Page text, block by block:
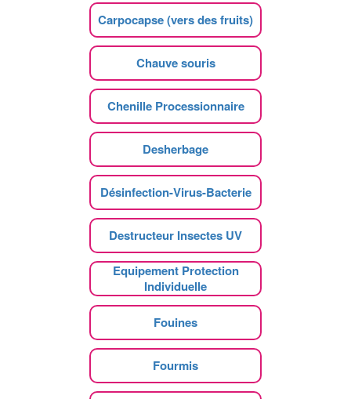
Carpocapse (vers des fruits)
Chauve souris
Chenille Processionnaire
Desherbage
Désinfection-Virus-Bacterie
Destructeur Insectes UV
Equipement Protection
Individuelle
Fouines
Fourmis